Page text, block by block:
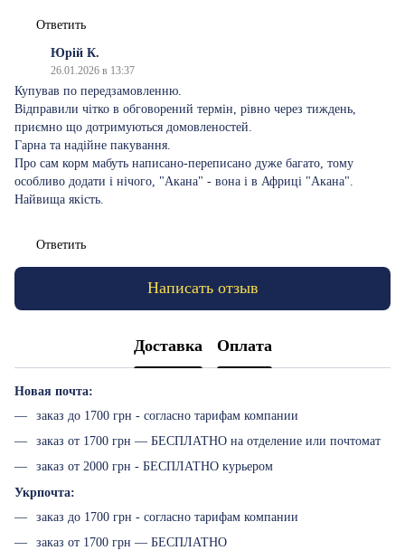
Ответить
Юрій К.
26.01.2026 в 13:37
Купував по передзамовленню.
Відправили чітко в обговорений термін, рівно через тиждень,
приємно що дотримуються домовленостей.
Гарна та надійне пакування.
Про сам корм мабуть написано-переписано дуже багато, тому
особливо додати і нічого, "Акана" - вона і в Африці "Акана".
Найвища якість.
Ответить
Написать отзыв
Доставка Оплата
Новая почта:
заказ до 1700 грн - согласно тарифам компании
заказ от 1700 грн — БЕСПЛАТНО на отделение или почтомат
заказ от 2000 грн - БЕСПЛАТНО курьером
Укрпочта:
заказ до 1700 грн - согласно тарифам компании
заказ от 1700 грн — БЕСПЛАТНО